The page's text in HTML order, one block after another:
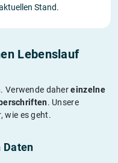
Stand.
Lebenslauf
Verwende dahereinzelne
. Unsere
wie es geht.
Daten